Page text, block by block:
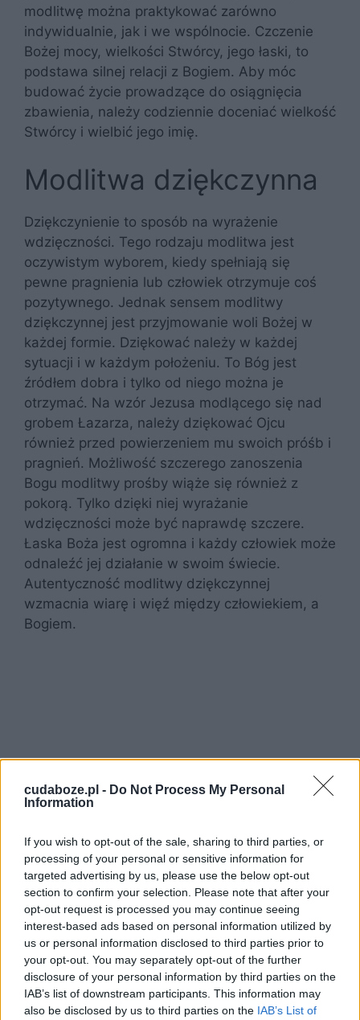
cudaboze.pl - Do Not Process My Personal
Information
If you wish to opt-out of the sale, sharing to third parties, or
processing of your personal or sensitive information for
targeted advertising by us, please use the below opt-out
section to confirm your selection. Please note that after your
opt-out request is processed you may continue seeing
interest-based ads based on personal information utilized by
us or personal information disclosed to third parties prior to
your opt-out. You may separately opt-out of the further
disclosure of your personal information by third parties on the
IAB’s list of downstream participants. This information may
also be disclosed by us to third parties on the IAB’s List of
modlitwę można praktykować zarówno
indywidualnie, jak i we wspólnocie. Czczenie
Bożej mocy, wielkości Stwórcy, jego łaski, to
podstawa silnej relacji z Bogiem. Aby móc
budować życie prowadzące do osiągnięcia
zbawienia, należy codziennie doceniać wielkość
Stwórcy i wielbić jego imię.
Modlitwa dziękczynna
Dziękczynienie to sposób na wyrażenie
wdzięczności. Tego rodzaju modlitwa jest
oczywistym wyborem, kiedy spełniają się
pewne pragnienia lub człowiek otrzymuje coś
pozytywnego. Jednak sensem modlitwy
dziękczynnej jest przyjmowanie woli Bożej w
każdej formie. Dziękować należy w każdej
sytuacji i w każdym położeniu. To Bóg jest
źródłem dobra i tylko od niego można je
otrzymać. Na wzór Jezusa modlącego się nad
grobem Łazarza, należy dziękować Ojcu
również przed powierzeniem mu swoich próśb i
pragnień. Możliwość szczerego zanoszenia
Bogu modlitwy prośby wiąże się również z
pokorą. Tylko dzięki niej wyrażanie
wdzięczności może być naprawdę szczere.
Łaska Boża jest ogromna i każdy człowiek może
odnaleźć jej działanie w swoim świecie.
Autentyczność modlitwy dziękczynnej
wzmacnia wiarę i więź między człowiekiem, a
Bogiem.